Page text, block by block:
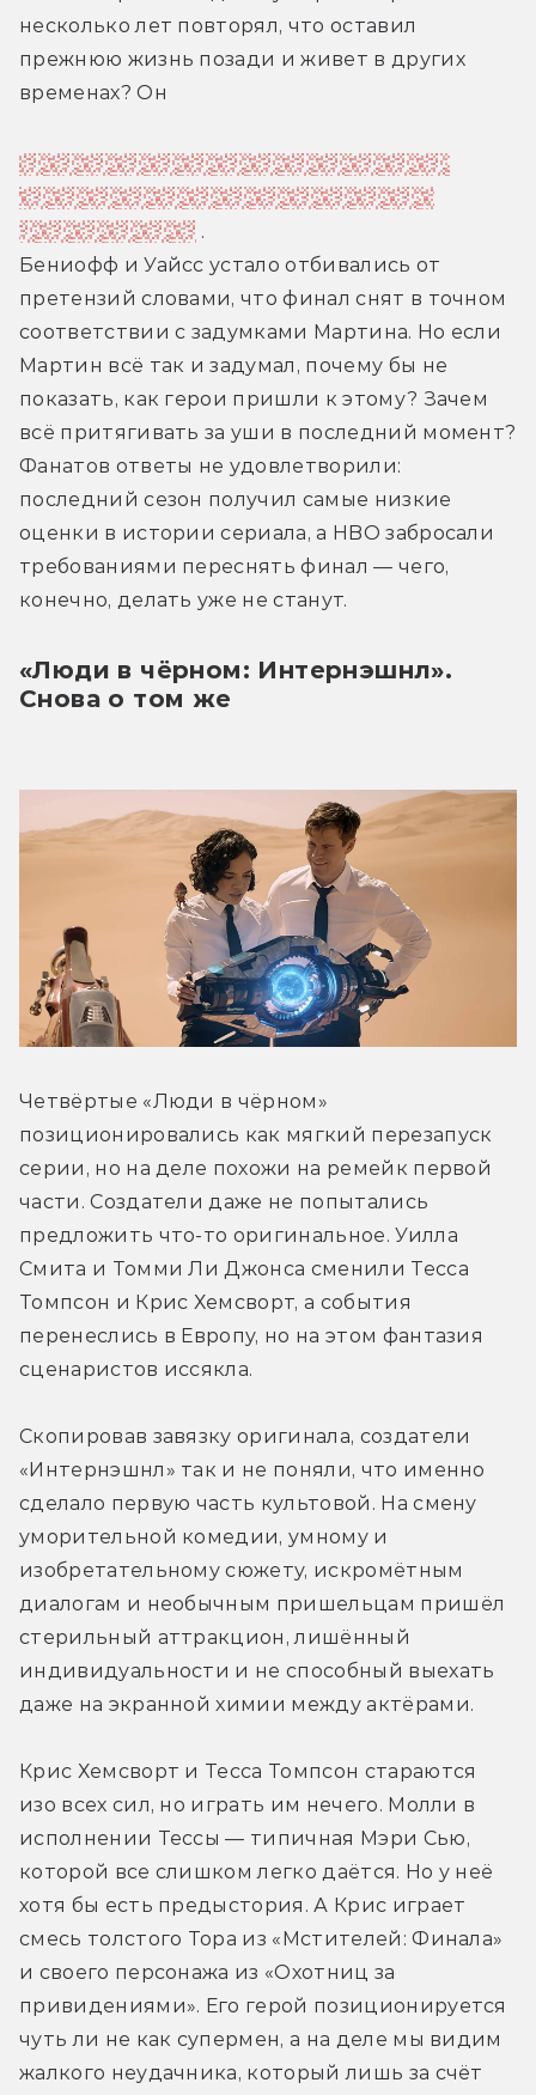
несколько лет повторял, что оставил
прежнюю жизнь позади и живет в других
временах? Он
нахлобучивает корону и продолжает не
интересоваться происходящим, грозя
погубить страну .
Бениофф и Уайсс устало отбивались от
претензий словами, что финал снят в точном
соответствии с задумками Мартина. Но если
Мартин всё так и задумал, почему бы не
показать, как герои пришли к этому? Зачем
всё притягивать за уши в последний момент?
Фанатов ответы не удовлетворили:
последний сезон получил самые низкие
оценки в истории сериала, а HBO забросали
требованиями переснять финал — чего,
конечно, делать уже не станут.
«Люди в чёрном: Интернэшнл».
Снова о том же
Четвёртые «Люди в чёрном»
позиционировались как мягкий перезапуск
серии, но на деле похожи на ремейк первой
части. Создатели даже не попытались
предложить что-то оригинальное. Уилла
Смита и Томми Ли Джонса сменили Тесса
Томпсон и Крис Хемсворт, а события
перенеслись в Европу, но на этом фантазия
сценаристов иссякла.
Скопировав завязку оригинала, создатели
«Интернэшнл» так и не поняли, что именно
сделало первую часть культовой. На смену
уморительной комедии, умному и
изобретательному сюжету, искромётным
диалогам и необычным пришельцам пришёл
стерильный аттракцион, лишённый
индивидуальности и не способный выехать
даже на экранной химии между актёрами.
Крис Хемсворт и Тесса Томпсон стараются
изо всех сил, но играть им нечего. Молли в
исполнении Тессы — типичная Мэри Сью,
которой все слишком легко даётся. Но у неё
хотя бы есть предыстория. А Крис играет
смесь толстого Тора из «Мстителей: Финала»
и своего персонажа из «Охотниц за
привидениями». Его герой позиционируется
чуть ли не как супермен, а на деле мы видим
жалкого неудачника, который лишь за счёт